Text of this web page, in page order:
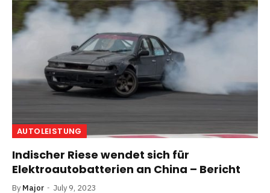
AUTOLEISTUNG
Indischer Riese wendet sich für
Elektroautobatterien an China – Bericht
By Major July 9, 2023